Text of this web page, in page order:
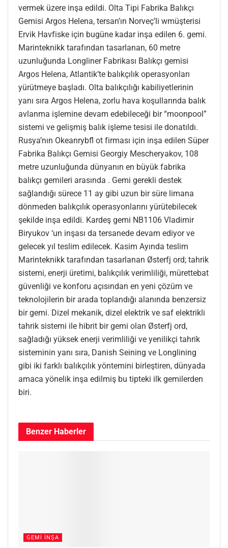
vermek üzere inşa edildi. Olta Tipi Fabrika Balıkçı
Gemisi Argos Helena, tersan’ın Norveç’li wmüşterisi
Ervik Havfiske için bugüne kadar inşa edilen 6. gemi.
Marinteknikk tarafından tasarlanan, 60 metre
uzunluğunda Longliner Fabrikası Balıkçı gemisi
Argos Helena, Atlantik’te balıkçılık operasyonları
yürütmeye başladı. Olta balıkçılığı kabiliyetlerinin
yanı sıra Argos Helena, zorlu hava koşullarında balık
avlanma işlemine devam edebileceği bir “moonpool”
sistemi ve gelişmiş balık işleme tesisi ile donatıldı.
Rusya’nın Okeanrybfl ot firması için inşa edilen Süper
Fabrika Balıkçı Gemisi Georgiy Mescheryakov, 108
metre uzunluğunda dünyanın en büyük fabrika
balıkçı gemileri arasında . Gemi gerekli destek
sağlandığı sürece 11 ay gibi uzun bir süre limana
dönmeden balıkçılık operasyonlarını yürütebilecek
şekilde inşa edildi. Kardeş gemi NB1106 Vladimir
Biryukov ‘un inşası da tersanede devam ediyor ve
gelecek yıl teslim edilecek. Kasim Ayında teslim
Marinteknikk tarafından tasarlanan Østerfj ord; tahrik
sistemi, enerji üretimi, balıkçılık verimliliği, mürettebat
güvenliği ve konforu açısından en yeni çözüm ve
teknolojilerin bir arada toplandığı alanında benzersiz
bir gemi. Dizel mekanik, dizel elektrik ve saf elektrikli
tahrik sistemi ile hibrit bir gemi olan Østerfj ord,
sağladığı yüksek enerji verimliliği ve yenilikçi tahrik
sisteminin yanı sıra, Danish Seining ve Longlining
gibi iki farklı balıkçılık yöntemini birleştiren, dünyada
amaca yönelik inşa edilmiş bu tipteki ilk gemilerden
biri.
Benzer Haberler
GEMI İNŞA